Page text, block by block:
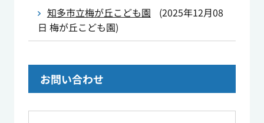
知多市立梅が丘こども園 (2025年12月08
日 梅が丘こども園)
お問い合わせ